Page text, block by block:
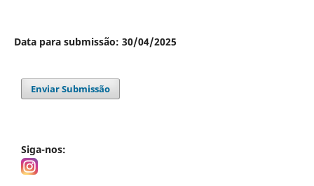
Data para submissão: 30/04/2025
Enviar Submissão
Siga-nos: